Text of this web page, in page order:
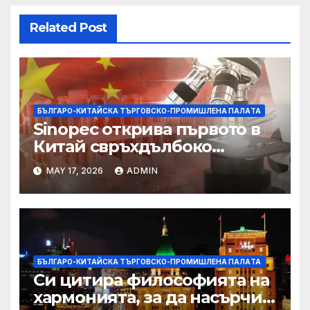
Related Post
БЪЛГАРО-КИТАЙСКА ТЪРГОВСКО-ПРОМИШЛЕНА ПАЛAТА
Sinopec открива първото в
Китай свръхдълбоко
находище на шистов газ в
Съчуанския басейн
MAY 17, 2026 ADMIN
БЪЛГАРО-КИТАЙСКА ТЪРГОВСКО-ПРОМИШЛЕНА ПАЛAТА
Си цитира философията на
хармонията, за да насърчи